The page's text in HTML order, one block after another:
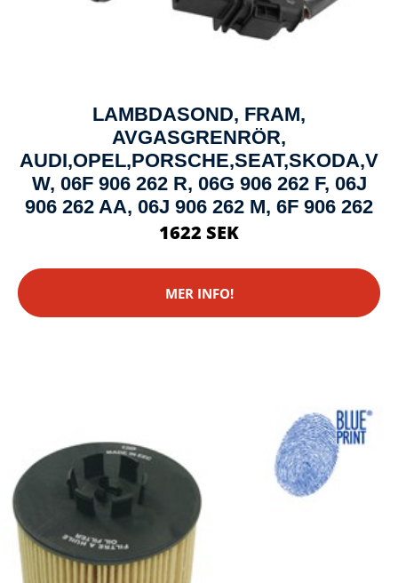
LAMBDASOND, FRAM,
AVGASGRENRÖR,
AUDI,OPEL,PORSCHE,SEAT,SKODA,V
W, 06F 906 262 R, 06G 906 262 F, 06J
906 262 AA, 06J 906 262 M, 6F 906 262
1622 SEK
MER INFO!